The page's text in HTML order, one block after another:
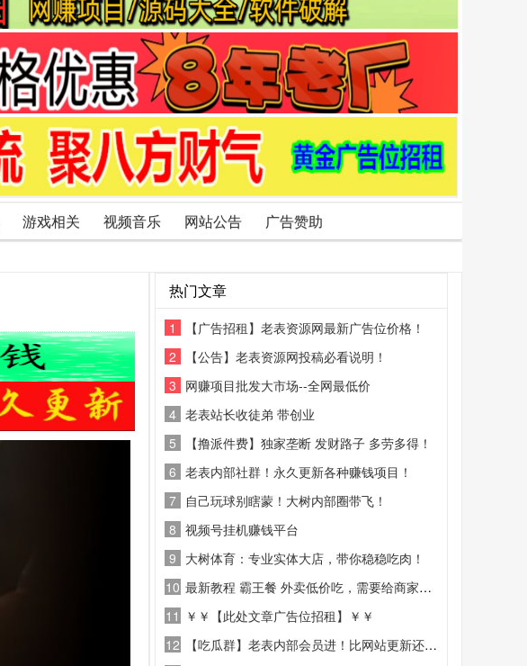
游戏相关 视频音乐 网站公告 广告赞助
热门文章
1
【广告招租】老表资源网最新广告位价格！
2
【公告】老表资源网投稿必看说明！
3 网赚项目批发大市场--全网最低价
4 老表站长收徒弟 带创业
5
【撸派件费】独家垄断 发财路子 多劳多得！
6 老表内部社群！永久更新各种赚钱项目！
7 自己玩球别瞎蒙！大树内部圈带飞！
8 视频号挂机赚钱平台
9 大树体育：专业实体大店，带你稳稳吃肉！
10 最新教程 霸王餐 外卖低价吃，需要给商家好评
11 ￥￥【此处文章广告位招租】￥￥
12
【吃瓜群】老表内部会员进！比网站更新还精彩！